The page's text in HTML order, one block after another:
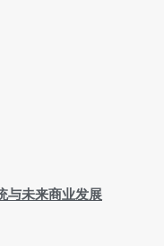
与未来商业发展